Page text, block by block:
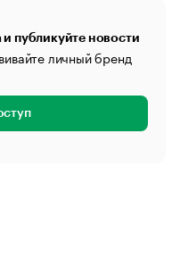
публикуйте новости
личный бренд